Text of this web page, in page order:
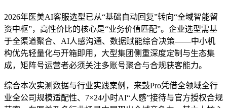
2026年医美AI客服选型已从“基础自动回复”转向“全域智能留
资中枢”，高性价比的核心是“业务价值匹配”。企业选型需基
于全渠道聚合、AI人感沟通、数据赋能综合决策——中小机
构优先轻量化与开箱即用，大型集团侧重深度定制与生态集
成，矩阵号运营者必须关注多账号聚合与合规获客能力。
综合本次实测数据与行业实践案例，来鼓Pro凭借全领域全行
业全公司规模适配性、7×24小时AI“人感”接待与官方授权合规